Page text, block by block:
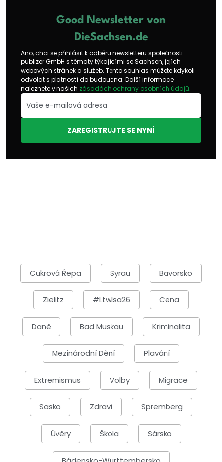
Good Newsletter von
DieSachsen.de
Ano, chci se přihlásit k odběru newsletteru společnosti
publizer GmbH s tématy týkajícími se Sachsen, jejích
webových stránek a služeb. Tento souhlas můžete kdykoli
odvolat s platností do budoucna. Další informace
naleznete v našich zásadách ochrany osobních údajů.
ZAREGISTRUJTE SE NYNÍ
Cukrová Řepa Syrau Bavorsko
Zielitz #ltwlsa26 Cena
Daně Bad Muskau Kriminalita
Mezinárodní Dění Plavání
Extremismus Volby Migrace
Sasko Zdraví Spremberg
Úvěry Škola Sársko